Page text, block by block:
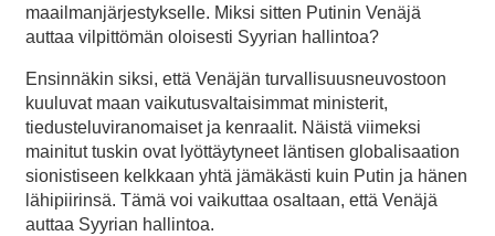
maailmanjärjestykselle. Miksi sitten Putinin Venäjä
auttaa vilpittömän oloisesti Syyrian hallintoa?
Ensinnäkin siksi, että Venäjän turvallisuusneuvostoon
kuuluvat maan vaikutusvaltaisimmat ministerit,
tiedusteluviranomaiset ja kenraalit. Näistä viimeksi
mainitut tuskin ovat lyöttäytyneet läntisen globalisaation
sionistiseen kelkkaan yhtä jämäkästi kuin Putin ja hänen
lähipiirinsä. Tämä voi vaikuttaa osaltaan, että Venäjä
auttaa Syyrian hallintoa.